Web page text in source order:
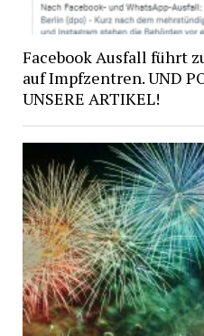
Facebook Ausfall führt
auf Impfzentren. UND
UNSERE ARTIKEL!